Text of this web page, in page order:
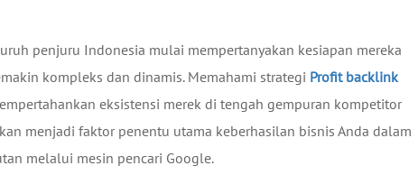
penjuru Indonesia mulai mempertanyakan kesiapan mereka
kompleks dan dinamis. Memahami strategi Profit backlink
eksistensi merek di tengah gempuran kompetitor
menjadi faktor penentu utama keberhasilan bisnis Anda dalam
melalui mesin pencari Google.